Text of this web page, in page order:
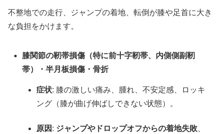
不整地での走行、ジャンプの着地、転倒が膝や足首に大き
な負担をかけます。
膝関節の靭帯損傷（特に前十字靭帯、内側側副靭
帯）・半月板損傷・骨折
症状: 膝の激しい痛み、腫れ、不安定感、ロッキ
ング（膝が曲げ伸ばしできない状態）。
原因 : ジャンプやドロップオフからの着地失敗